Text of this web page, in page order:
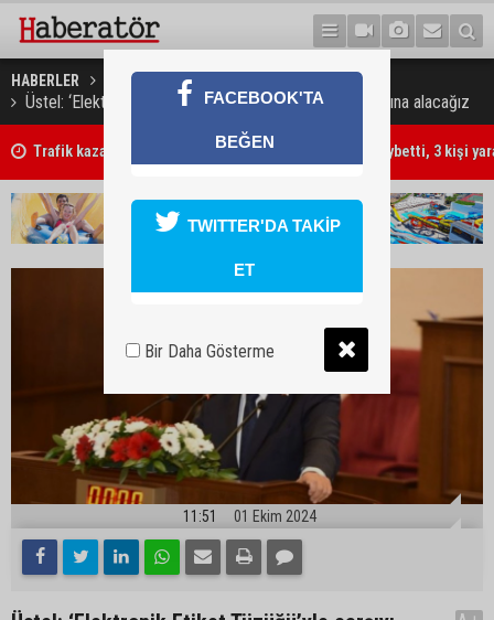
HABERLER GÜNDEM
Üstel: ‘Elektronik Etiket Tüzüğü’yle çarşıyı denetim altına alacağız
Trafik kazasında 85 yaşındaki Turan Obalı hayatını kaybetti, 3 kişi
11:51 01 Ekim 2024
FACEBOOK'TA
BEĞEN
TWITTER'DA TAKİP
ET
Bir Daha Gösterme